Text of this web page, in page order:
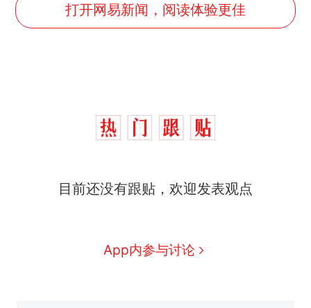
打开网易新闻，阅读体验更佳
目前还没有跟贴，欢迎发表观点
App内参与讨论
么？
协会回应
男子上山采菌偶然发现鸡枞菌